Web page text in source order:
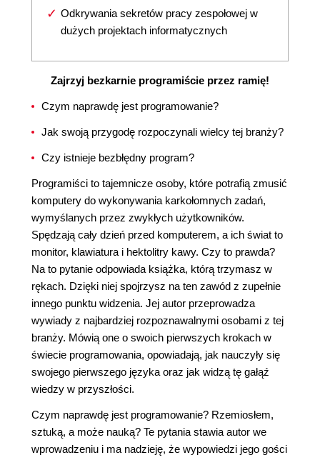
Odkrywania sekretów pracy zespołowej w
dużych projektach informatycznych
Zajrzyj bezkarnie programiście przez ramię!
Czym naprawdę jest programowanie?
Jak swoją przygodę rozpoczynali wielcy tej branży?
Czy istnieje bezbłędny program?
Programiści to tajemnicze osoby, które potrafią zmusić
komputery do wykonywania karkołomnych zadań,
wymyślanych przez zwykłych użytkowników.
Spędzają cały dzień przed komputerem, a ich świat to
monitor, klawiatura i hektolitry kawy. Czy to prawda?
Na to pytanie odpowiada książka, którą trzymasz w
rękach. Dzięki niej spojrzysz na ten zawód z zupełnie
innego punktu widzenia. Jej autor przeprowadza
wywiady z najbardziej rozpoznawalnymi osobami z tej
branży. Mówią one o swoich pierwszych krokach w
świecie programowania, opowiadają, jak nauczyły się
swojego pierwszego języka oraz jak widzą tę gałąź
wiedzy w przyszłości.
Czym naprawdę jest programowanie? Rzemiosłem,
sztuką, a może nauką? Te pytania stawia autor we
wprowadzeniu i ma nadzieję, że wypowiedzi jego gości